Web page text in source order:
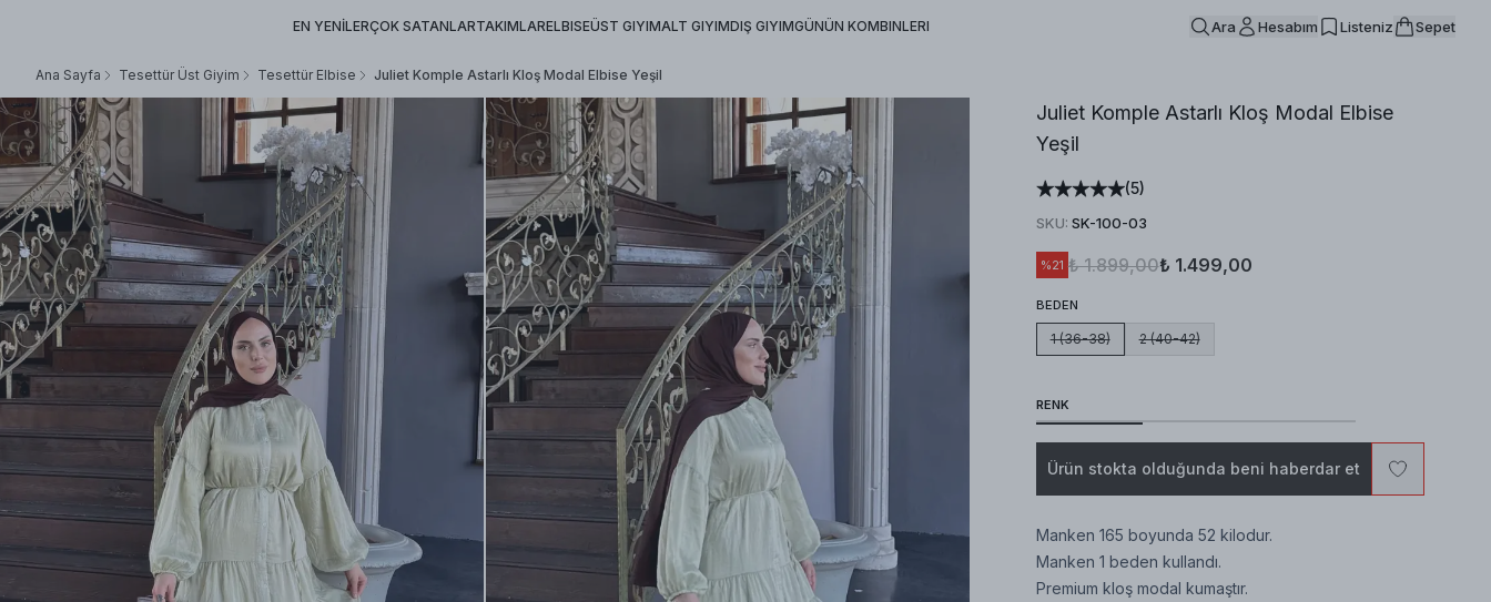
EN YENİLERÇOK SATANLARTAKIMLARELBISEÜST GIYIMALT GIYIMDIŞ GIYIMGÜNÜN KOMBINLERI Ara Hesabım Listeniz Sepet
Ana Sayfa Tesettür Üst Giyim Tesettür Elbise Juliet Komple Astarlı Kloş Modal Elbise Yeşil
Juliet Komple Astarlı Kloş Modal Elbise
Yeşil
(5)
SKU: SK-100-03
%21 ₺ 1.899,00₺ 1.499,00
BEDEN
1 (36-38) 2 (40-42)
RENK
Ürün stokta olduğunda beni haberdar et
Manken 165 boyunda 52 kilodur.
Manken 1 beden kullandı.
Premium kloş modal kumaştır.